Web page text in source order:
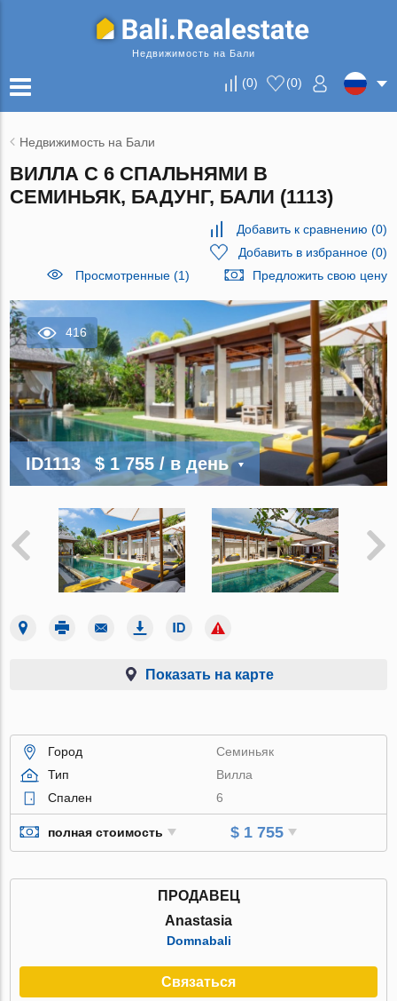
Недвижимость на Бали
(0) (0)
Недвижимость на Бали
ВИЛЛА С 6 СПАЛЬНЯМИ В
СЕМИНЬЯК, БАДУНГ, БАЛИ (1113)
Добавить к сравнению (0)
Добавить в избранное(0)
Просмотренные (1)
Предложить свою цену
416
ID1113 $ 1 755/ в день
Показать на карте
Город
Семиньяк
Тип
Вилла
Спален
6
полная стоимость $ 1 755
ПРОДАВЕЦ
Anastasia
Domnabali
Связаться